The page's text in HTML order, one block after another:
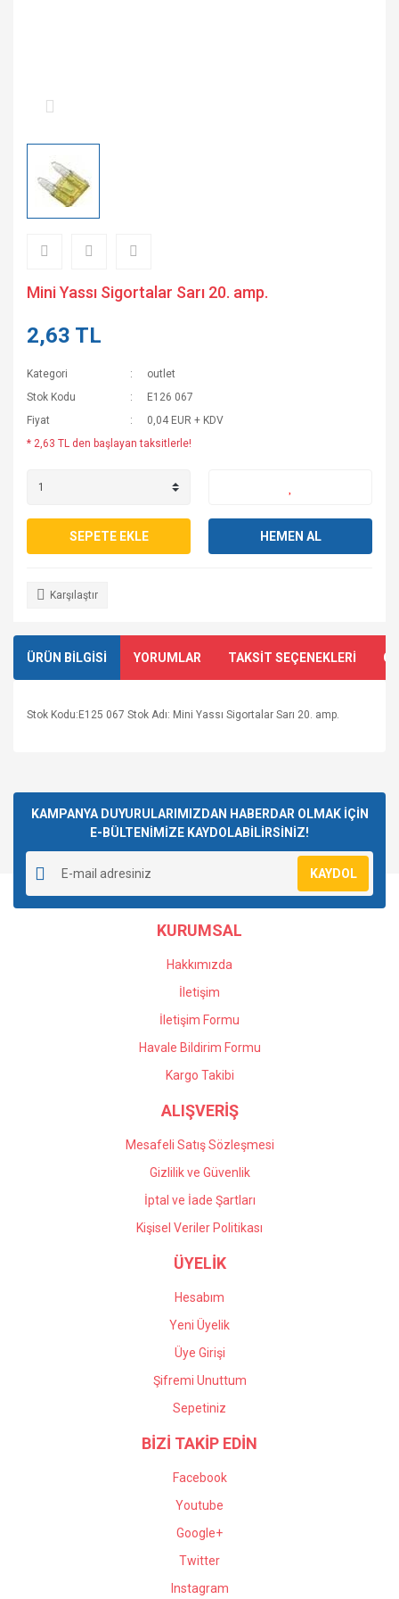
Mini Yassı Sigortalar Sarı 20. amp.
2,63 TL
Kategori
outlet
Stok Kodu
E126 067
Fiyat
0,04 EUR + KDV
* 2,63 TL den başlayan taksitlerle!
SEPETE EKLE HEMEN AL
Karşılaştır
ÜRÜN BİLGİSİ YORUMLAR TAKSİT SEÇENEKLERİ
Stok Kodu:E125 067 Stok Adı: Mini Yassı Sigortalar Sarı 20. amp.
Yorum Yaz
kullanarak tarafımıza iletebilirsiniz.
Görüş ve önerileriniz için teşekkür ederiz.
Ürün resmi kalitesiz, bozuk veya görüntülenemiyor.
Ürün açıklamasında eksik bilgiler bulunuyor.
Ürün bilgilerinde hatalar bulunuyor.
Ürün fiyatı diğer sitelerden daha pahalı.
Gönder
KAMPANYA DUYURULARIMIZDAN HABERDAR OLMAK İÇİN
E-BÜLTENİMİZE KAYDOLABİLİRSİNİZ!
KAYDOL
KURUMSAL
Hakkımızda
İletişim
İletişim Formu
Havale Bildirim Formu
Kargo Takibi
ALIŞVERİŞ
Mesafeli Satış Sözleşmesi
Gizlilik ve Güvenlik
İptal ve İade Şartları
Kişisel Veriler Politikası
ÜYELİK
Hesabım
Yeni Üyelik
Üye Girişi
Şifremi Unuttum
Sepetiniz
BİZİ TAKİP EDİN
Facebook
Youtube
Google+
Twitter
Instagram